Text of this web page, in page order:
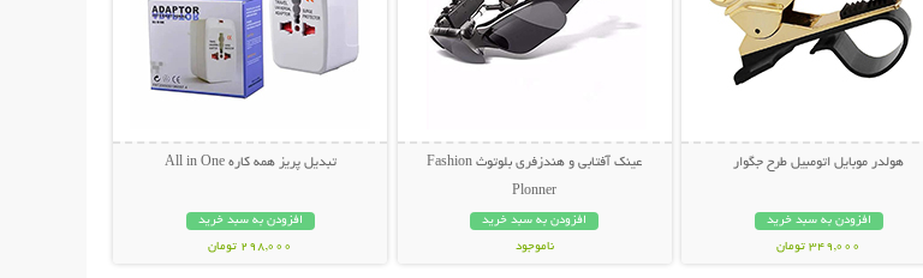
هولدر موبایل اتومبیل طرح جگوار
افزودن به سبد خرید
349,000 تومان
عینک آفتابی و هندزفری بلوتوث Fashion
Plonner
افزودن به سبد خرید
ناموجود
تبدیل پریز همه کاره All in One
افزودن به سبد خرید
298,000 تومان